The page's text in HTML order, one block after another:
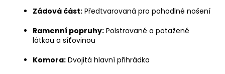
Zádová část: Předtvarovaná pro pohodlné nošení
Ramenní popruhy: Polstrované a potažené
látkou a síťovinou
Komora: Dvojitá hlavní přihrádka